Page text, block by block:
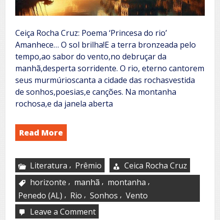
Ceiça Rocha Cruz: Poema ‘Princesa do rio’
Amanhece… O sol brilha!E a terra bronzeada pelo
tempo,ao sabor do vento,no debruçar da
manhã,desperta sorridente. O rio, eterno cantorem
seus murmúrioscanta a cidade das rochasvestida
de sonhos,poesias,e canções. Na montanha
rochosa,e da janela aberta
Read More
Literatura , Prêmio
Ceica Rocha Cruz
horizonte , manhã , montanha ,
Penedo (AL) , Rio , Sonhos , Vento
Leave a Commenton